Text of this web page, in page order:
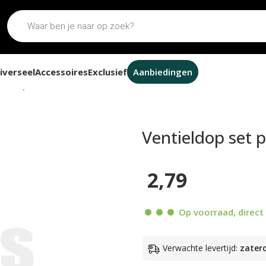
AccessoiresExclusief Aanbiedingen
Ventieldop set
2,79
Op voorraad, direct
Verwachte levertijd: